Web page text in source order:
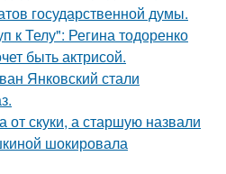
государственной думы.
к Телу": Регина тодоренко
быть актрисой.
Янковский стали
скуки, а старшую назвали
шокировала